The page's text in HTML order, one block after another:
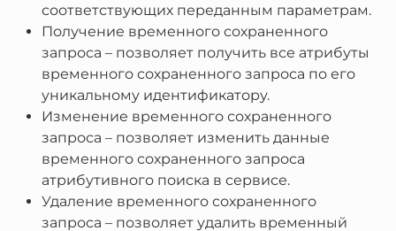
соответствующих переданным параметрам.
Получение временного сохраненного
запроса – позволяет получить все атрибуты
временного сохраненного запроса по его
уникальному идентификатору.
Изменение временного сохраненного
запроса – позволяет изменить данные
временного сохраненного запроса
атрибутивного поиска в сервисе.
Удаление временного сохраненного
запроса – позволяет удалить временный